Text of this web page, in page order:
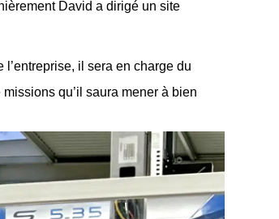
David a dirigé un site
il sera en charge du
missions qu’il saura mener à bien